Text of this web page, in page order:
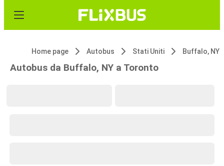
Home page Autobus Stati Uniti Buffalo, NY
Autobus da Buffalo, NY a Toronto